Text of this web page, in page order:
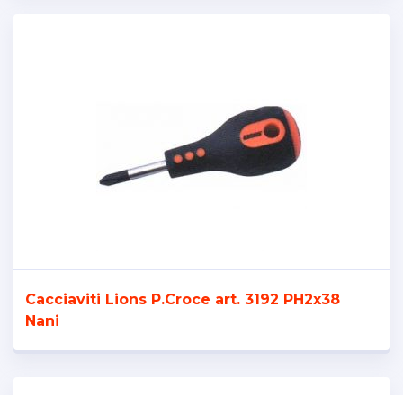
Cacciaviti Lions P.Croce art. 3192 PH2x38
Nani